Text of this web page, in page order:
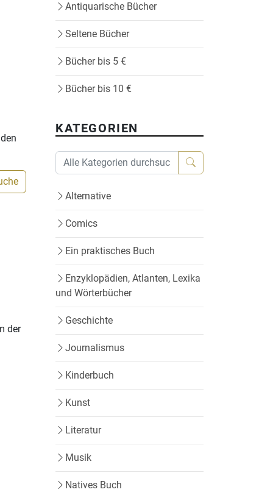
der
Antiquarische Bücher
Seltene Bücher
Bücher bis 5 €
Bücher bis 10 €
KATEGORIEN
Alternative
Comics
Ein praktisches Buch
Enzyklopädien, Atlanten, Lexika
und Wörterbücher
Geschichte
Journalismus
Kinderbuch
Kunst
Literatur
Musik
Natives Buch